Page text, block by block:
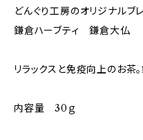
どんぐり工房のオリジナルブ
鎌倉ハーブティ 鎌倉大仏
リラックスと免疫向上のお茶
内容量 30ｇ